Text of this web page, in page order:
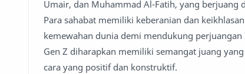
Umair, dan Muhammad Al-Fatih, yang berjuang
Para sahabat memiliki keberanian dan
kemewahan dunia demi mendukung
Gen Z diharapkan memiliki semangat juang
cara yang positif dan konstruktif.